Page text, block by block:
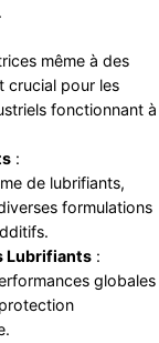
même à des
crucial pour les
fonctionnant à
:
de lubrifiants,
formulations
Lubrifiants :
globales